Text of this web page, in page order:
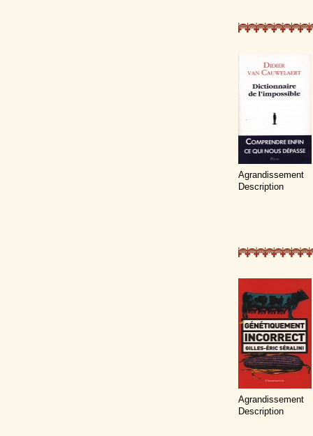
Agrandissement
Description
Agrandissement
Description